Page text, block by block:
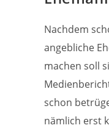
Nachdem
angebliche
machen soll
schon
nämlich erst